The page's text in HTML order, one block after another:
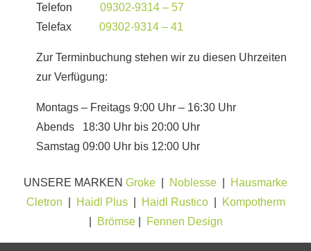
Telefon 09302-9314 – 57
Telefax 09302-9314 – 41
Zur Terminbuchung stehen wir zu diesen Uhrzeiten
zur Verfügung:
Montags – Freitags 9:00 Uhr – 16:30 Uhr
Abends 18:30 Uhr bis 20:00 Uhr
Samstag 09:00 Uhr bis 12:00 Uhr
UNSERE MARKEN Groke Noblesse
Hausmarke
Cletron
Haidl Plus| Haidl Rustico|
Kompotherm
Brömse| Fennen Design